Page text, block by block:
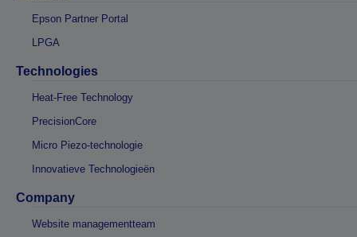
Epson Partner Portal
LPGA
Technologies
Heat-Free Technology
PrecisionCore
Micro Piezo-technologie
Innovatieve Technologieën
Company
Website managementteam